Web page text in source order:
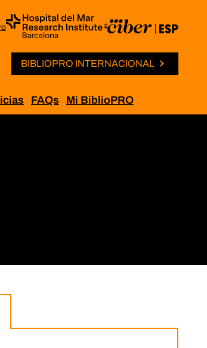
BIBLIOPRO INTERNACIONAL
el submenú para “Iniciativas
FAQs Mi BiblioPRO